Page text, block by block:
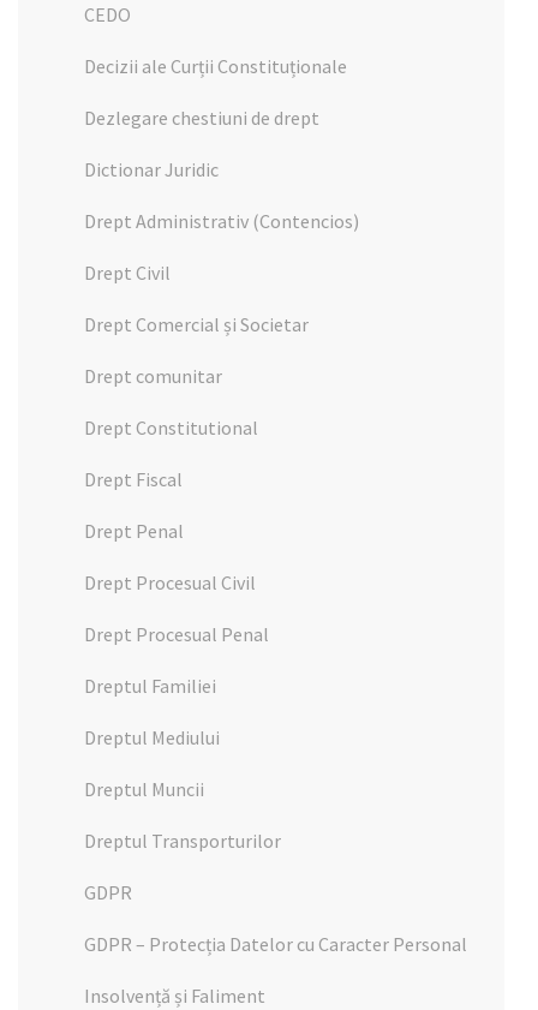
CEDO
Decizii ale Curții Constituționale
Dezlegare chestiuni de drept
Dictionar Juridic
Drept Administrativ (Contencios)
Drept Civil
Drept Comercial și Societar
Drept comunitar
Drept Constitutional
Drept Fiscal
Drept Penal
Drept Procesual Civil
Drept Procesual Penal
Dreptul Familiei
Dreptul Mediului
Dreptul Muncii
Dreptul Transporturilor
GDPR
GDPR – Protecția Datelor cu Caracter Personal
Insolvență și Faliment